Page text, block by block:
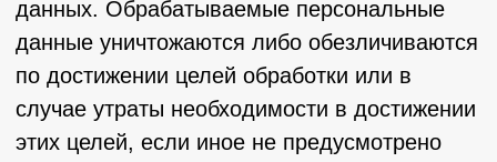
случаев, связанных с исполнением
действующего законодательства либо в
случае, если субъектом персональных
данных дано согласие Оператору на
передачу данных третьему лицу для
исполнения обязательств по гражданско-
правовому договору.